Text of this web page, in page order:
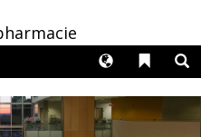
Liens
Langues